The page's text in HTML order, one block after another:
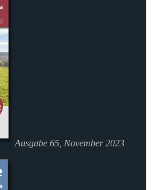
Ausgabe 65, November 2023